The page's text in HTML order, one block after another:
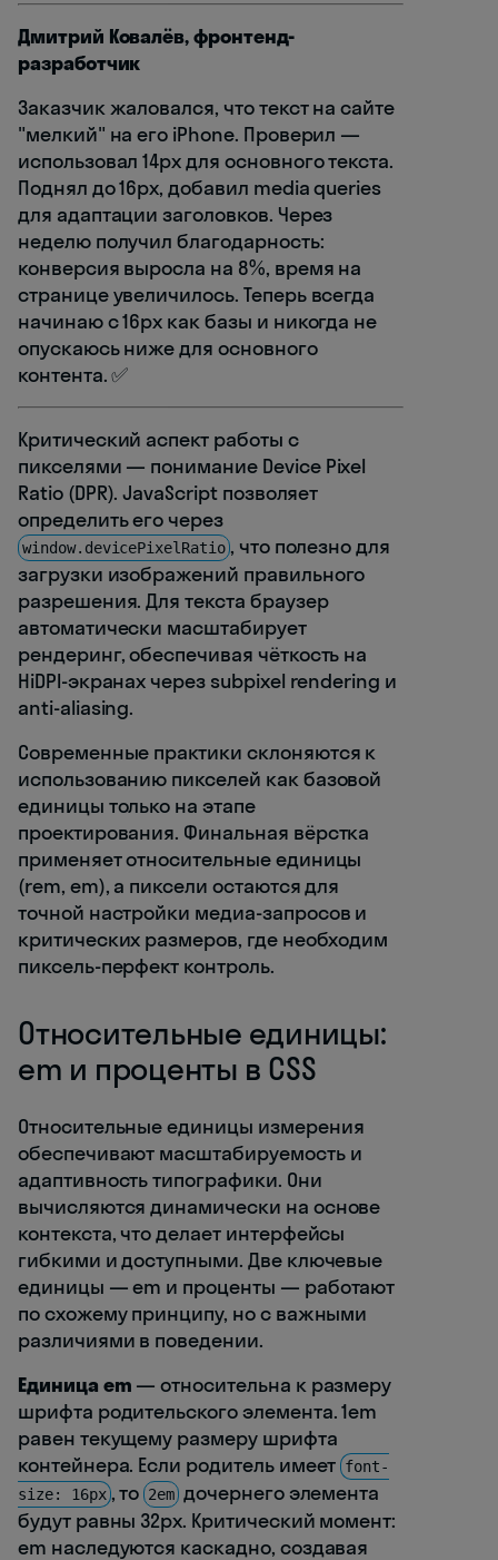
Дмитрий Ковалёв, фронтенд-
разработчик
Заказчик жаловался, что текст на сайте
"мелкий" на его iPhone. Проверил —
использовал 14px для основного текста.
Поднял до 16px, добавил media queries
для адаптации заголовков. Через
неделю получил благодарность:
конверсия выросла на 8%, время на
странице увеличилось. Теперь всегда
начинаю с 16px как базы и никогда не
опускаюсь ниже для основного
контента. ✅
Критический аспект работы с
пикселями — понимание Device Pixel
Ratio (DPR). JavaScript позволяет
определить его через
window.devicePixelRatio , что полезно для
загрузки изображений правильного
разрешения. Для текста браузер
автоматически масштабирует
рендеринг, обеспечивая чёткость на
HiDPI-экранах через subpixel rendering и
anti-aliasing.
Современные практики склоняются к
использованию пикселей как базовой
единицы только на этапе
проектирования. Финальная вёрстка
применяет относительные единицы
(rem, em), а пиксели остаются для
точной настройки медиа-запросов и
критических размеров, где необходим
пиксель-перфект контроль.
Относительные единицы:
em и проценты в CSS
Относительные единицы измерения
обеспечивают масштабируемость и
адаптивность типографики. Они
вычисляются динамически на основе
контекста, что делает интерфейсы
гибкими и доступными. Две ключевые
единицы — em и проценты — работают
по схожему принципу, но с важными
различиями в поведении.
Единица em — относительна к размеру
шрифта родительского элемента. 1em
равен текущему размеру шрифта
контейнера. Если родитель имеет font-
size: 16px , то 2em дочернего элемента
будут равны 32px. Критический момент:
em наследуются каскадно, создавая